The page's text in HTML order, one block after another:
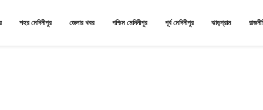
শহর মেদিনীপুর জেলার খবর পশ্চিম মেদিনীপুর পূর্ব মেদিনীপুর ঝাড়গ্রাম